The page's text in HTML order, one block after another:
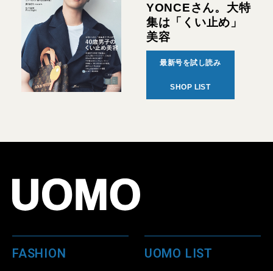
YONCEさん。大特
集は「くい止め」
美容
最新号を試し読み
SHOP LIST
FASHION UOMO LIST